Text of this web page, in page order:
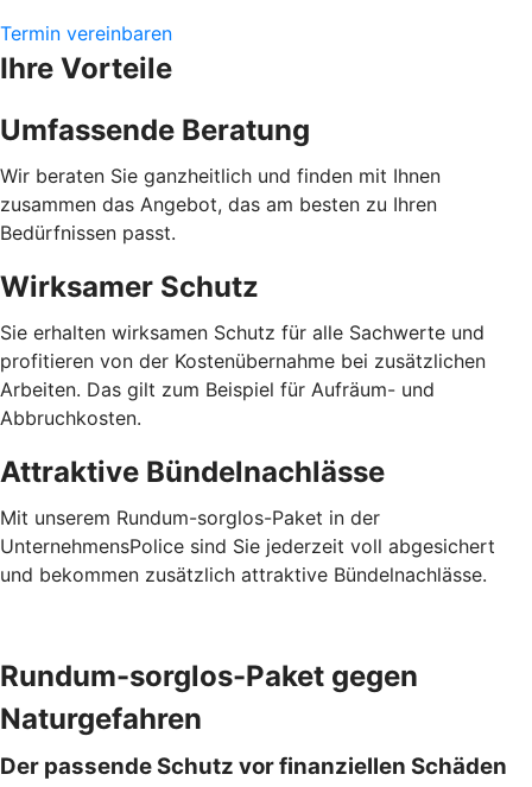
Termin vereinbaren
Ihre Vorteile
Umfassende Beratung
Wir beraten Sie ganzheitlich und finden mit Ihnen
zusammen das Angebot, das am besten zu Ihren
Bedürfnissen passt.
Wirksamer Schutz
Sie erhalten wirksamen Schutz für alle Sachwerte und
profitieren von der Kostenübernahme bei zusätzlichen
Arbeiten. Das gilt zum Beispiel für Aufräum- und
Abbruchkosten.
Attraktive Bündelnachlässe
Mit unserem Rundum-sorglos-Paket in der
UnternehmensPolice sind Sie jederzeit voll abgesichert
und bekommen zusätzlich attraktive Bündelnachlässe.
Rundum-sorglos-Paket gegen
Naturgefahren
Der passende Schutz vor finanziellen Schäden